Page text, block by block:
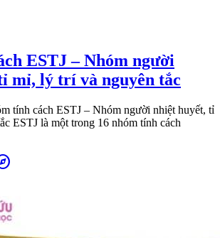
ESTJ – Nhóm người
mỉ, lý trí và nguyên tắc
tính cách ESTJ – Nhóm người nhiệt huyết, tỉ
ESTJ là một trong 16 nhóm tính cách